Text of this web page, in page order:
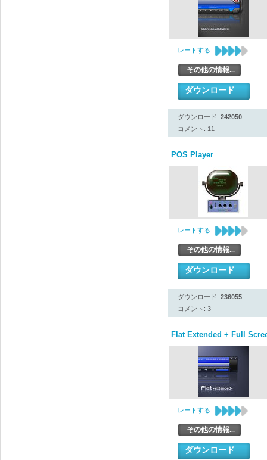
レートする:
その他の情報...
ダウンロード
ダウンロード: 242050
コメント: 11
POS Player
レートする:
その他の情報...
ダウンロード
ダウンロード: 236055
コメント: 3
Flat Extended + Full
レートする:
その他の情報...
ダウンロード